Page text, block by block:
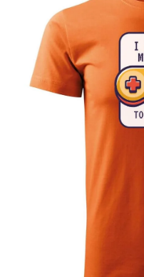
MIKINY
OKAMŽITĚ K ODBĚRU
PROVIZNÍ SYSTÉM